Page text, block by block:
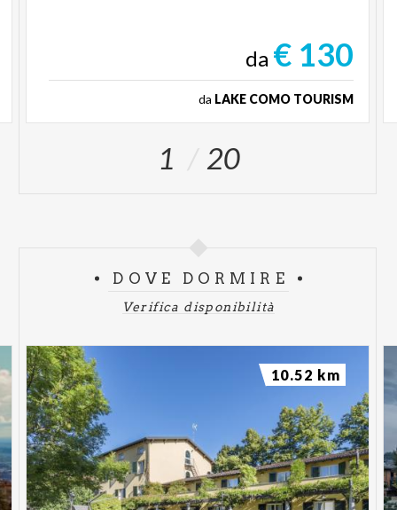
da € 130
da LAKE COMO TOURISM
1 20
DOVE DORMIRE
Verifica disponibilità
10.52 km